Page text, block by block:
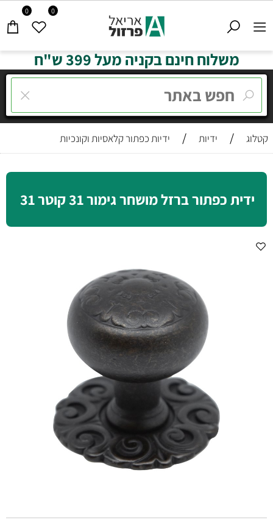
0 0
משלוח חינם בקניה מעל 399 ש"ח
קטלוג / ידיות / ידיות כפתור קלאסיות וקונכיות
ידית כפתור ברזל מושחר גימור 31 קוטר 31